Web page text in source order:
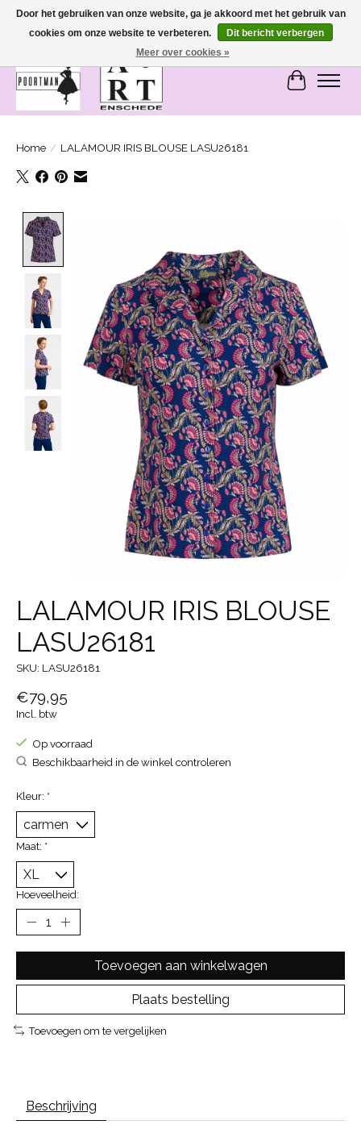
SASHIONABLE - damesmode in Bemmel en Enschede
Home / LALAMOUR IRIS BLOUSE LASU26181
LALAMOUR IRIS BLOUSE
LASU26181
SKU: LASU26181
€79,95
Incl. btw
Op voorraad
Beschikbaarheid in de winkel controleren
Kleur: *
Maat: *
Hoeveelheid:
Toevoegen aan winkelwagen
Plaats bestelling
Toevoegen om te vergelijken
Beschrijving
Door het gebruiken van onze website, ga je akkoord met het gebruik van
cookies om onze website te verbeteren.
Dit bericht verbergen
Meer over cookies »